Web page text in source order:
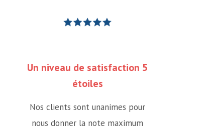
Un niveau de satisfaction 5
étoiles
Nos clients sont unanimes pour
nous donner la note maximum